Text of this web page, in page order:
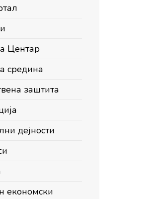
Центар
средина
заштита
дејности
економски